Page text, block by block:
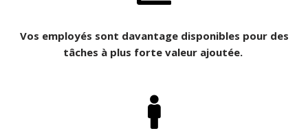
Vos employés sont davantage disponibles pour des
tâches à plus forte valeur ajoutée.